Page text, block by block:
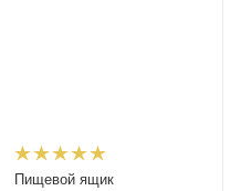
Пищевой ящик